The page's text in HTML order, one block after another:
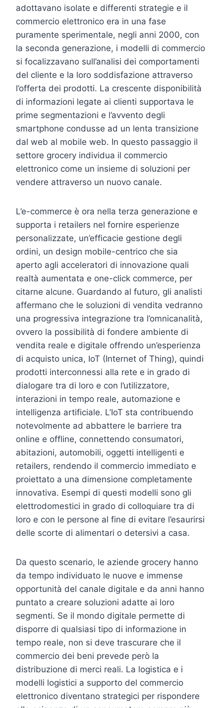
adottavano isolate e differenti strategie e il
commercio elettronico era in una fase
puramente sperimentale, negli anni 2000, con
la seconda generazione, i modelli di commercio
si focalizzavano sull’analisi dei comportamenti
del cliente e la loro soddisfazione attraverso
l’offerta dei prodotti. La crescente disponibilità
di informazioni legate ai clienti supportava le
prime segmentazioni e l’avvento degli
smartphone condusse ad un lenta transizione
dal web al mobile web. In questo passaggio il
settore grocery individua il commercio
elettronico come un insieme di soluzioni per
vendere attraverso un nuovo canale.
L’e-commerce è ora nella terza generazione e
supporta i retailers nel fornire esperienze
personalizzate, un’efficacie gestione degli
ordini, un design mobile-centrico che sia
aperto agli acceleratori di innovazione quali
realtà aumentata e one-click commerce, per
citarne alcune. Guardando al futuro, gli analisti
affermano che le soluzioni di vendita vedranno
una progressiva integrazione tra l’omnicanalità,
ovvero la possibilità di fondere ambiente di
vendita reale e digitale offrendo un’esperienza
di acquisto unica, IoT (Internet of Thing), quindi
prodotti interconnessi alla rete e in grado di
dialogare tra di loro e con l’utilizzatore,
interazioni in tempo reale, automazione e
intelligenza artificiale. L’IoT sta contribuendo
notevolmente ad abbattere le barriere tra
online e offline, connettendo consumatori,
abitazioni, automobili, oggetti intelligenti e
retailers, rendendo il commercio immediato e
proiettato a una dimensione completamente
innovativa. Esempi di questi modelli sono gli
elettrodomestici in grado di colloquiare tra di
loro e con le persone al fine di evitare l’esaurirsi
delle scorte di alimentari o detersivi a casa.
Da questo scenario, le aziende grocery hanno
da tempo individuato le nuove e immense
opportunità del canale digitale e da anni hanno
puntato a creare soluzioni adatte ai loro
segmenti. Se il mondo digitale permette di
disporre di qualsiasi tipo di informazione in
tempo reale, non si deve trascurare che il
commercio dei beni prevede però la
distribuzione di merci reali. La logistica e i
modelli logistici a supporto del commercio
elettronico diventano strategici per rispondere